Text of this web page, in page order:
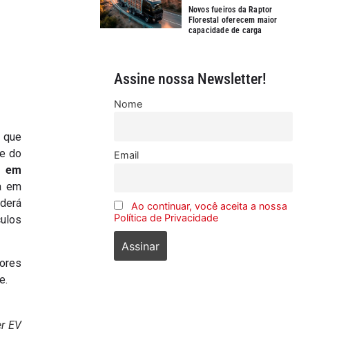
que
do
em
em
EV
Novos fueiros da Raptor
Florestal oferecem maior
capacidade de carga
Assine nossa Newsletter!
Nome
Email
Ao continuar, você aceita a nossa
Política de Privacidade